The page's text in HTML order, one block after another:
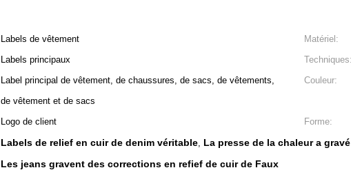
Labels de vêtement Matériel:
Labels principaux Techniques:
Label principal de vêtement, de chaussures, de sacs, de vêtements,
de vêtement et de sacs
Couleur:
Logo de client Forme:
Labels de relief en cuir de denim véritable, La presse de la chaleur a
Les jeans gravent des corrections en refief de cuir de Faux